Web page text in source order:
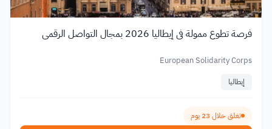
فرصة تطوع ممولة في إيطاليا 2026 بمجال التواصل الرقمي
European Solidarity Corps
إيطاليا
تغلق خلال 23 يوم